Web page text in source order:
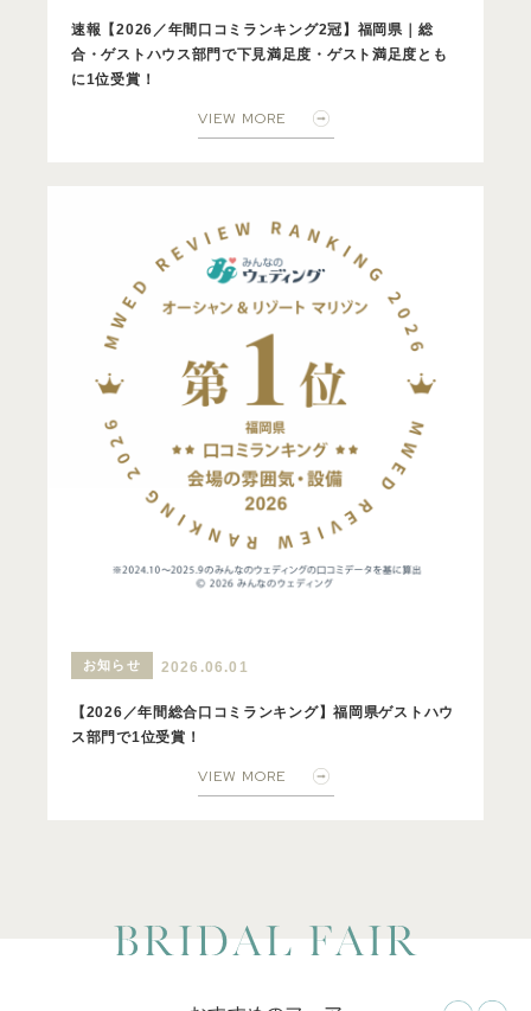
速報【2026／年間口コミランキング2冠】福岡県｜総
合・ゲストハウス部門で下見満足度・ゲスト満足度とも
に1位受賞！
VIEW MORE
お知らせ 2026.06.01
【2026／年間総合口コミランキング】福岡県ゲストハウ
ス部門で1位受賞！
VIEW MORE